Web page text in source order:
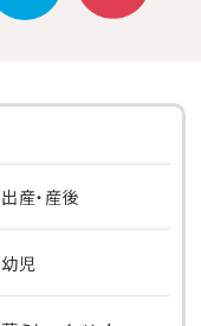
出産・産後
幼児